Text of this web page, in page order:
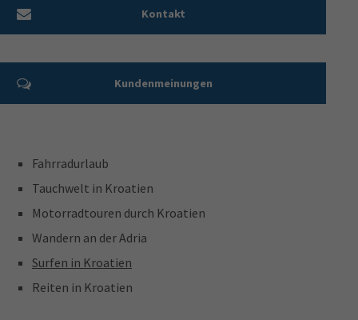
Kontakt
Kundenmeinungen
Fahrradurlaub
Tauchwelt in Kroatien
Motorradtouren durch Kroatien
Wandern an der Adria
Surfen in Kroatien
Reiten in Kroatien